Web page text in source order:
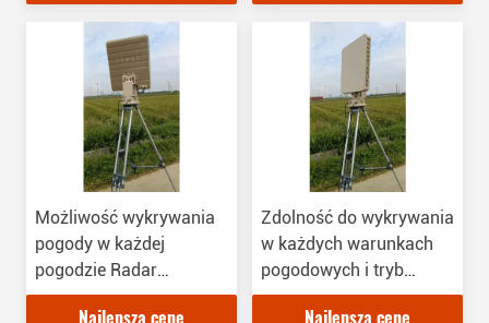
prądem AC/DC
Możliwość wykrywania
pogody w każdej
pogodzie Radar
obserwacyjny 360 stopni
Zdolność do wykrywania
w każdych warunkach
pogodowych i tryb
skanowania impulsowo-